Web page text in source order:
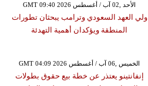
GMT 09:40 2026 الأحد ,02 آب / أغسطس
ولي العهد السعودي وترامب يبحثان تطورات
المنطقة ويؤكدان أهمية التهدئة
GMT 04:09 2026 الخميس ,06 آب / أغسطس
إنفانتينو يعتذر عن خطة بيع حقوق بطولات